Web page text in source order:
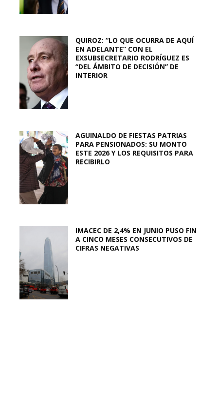
QUIROZ: “LO QUE OCURRA DE AQUÍ
EN ADELANTE” CON EL
EXSUBSECRETARIO RODRÍGUEZ ES
“DEL ÁMBITO DE DECISIÓN” DE
INTERIOR
AGUINALDO DE FIESTAS PATRIAS
PARA PENSIONADOS: SU MONTO
ESTE 2026 Y LOS REQUISITOS PARA
RECIBIRLO
IMACEC DE 2,4% EN JUNIO PUSO FIN
A CINCO MESES CONSECUTIVOS DE
CIFRAS NEGATIVAS